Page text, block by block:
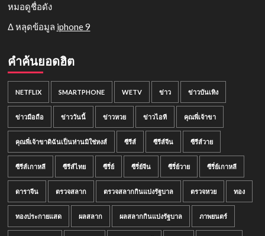
หมอดูชื่อดัง
Δ หลุดข้อมูล iphone 9
คำค้นยอดฮิต
NETFLIX SMARTPHONE WETV ข่าว ข่าวบันเทิง
ข่าวมือถือ ข่าววันนี้ ข่าวหวย ข่าวไอที คุณพี่เจ้าขา
คุณพี่เจ้าขาดิฉันเป็นห่านมิใช่หงส์ ซีรีส์ ซีรีส์จีน ซีรีส์วาย
ซีรีส์เกาหลี ซีรีส์ไทย ซีรี่ย์ ซีรี่ย์จีน ซีรี่ย์วาย ซีรี่ย์เกาหลี
ดาราจีน ตรวจสลาก ตรวจสลากกินแบ่งรัฐบาล ตรวจหวย ทอง
ทองประกายแสด ผลสลาก ผลสลากกินแบ่งรัฐบาล ภาพยนตร์